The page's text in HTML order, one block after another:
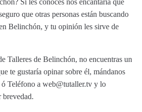
Si les conoces nos encantaría que
que otras personas están buscando
Belinchón, y tu opinión les sirve de
Talleres de Belinchón, no encuentras un
te gustaría opinar sobre él, mándanos
Teléfono a web@tutaller.tv y lo
brevedad.